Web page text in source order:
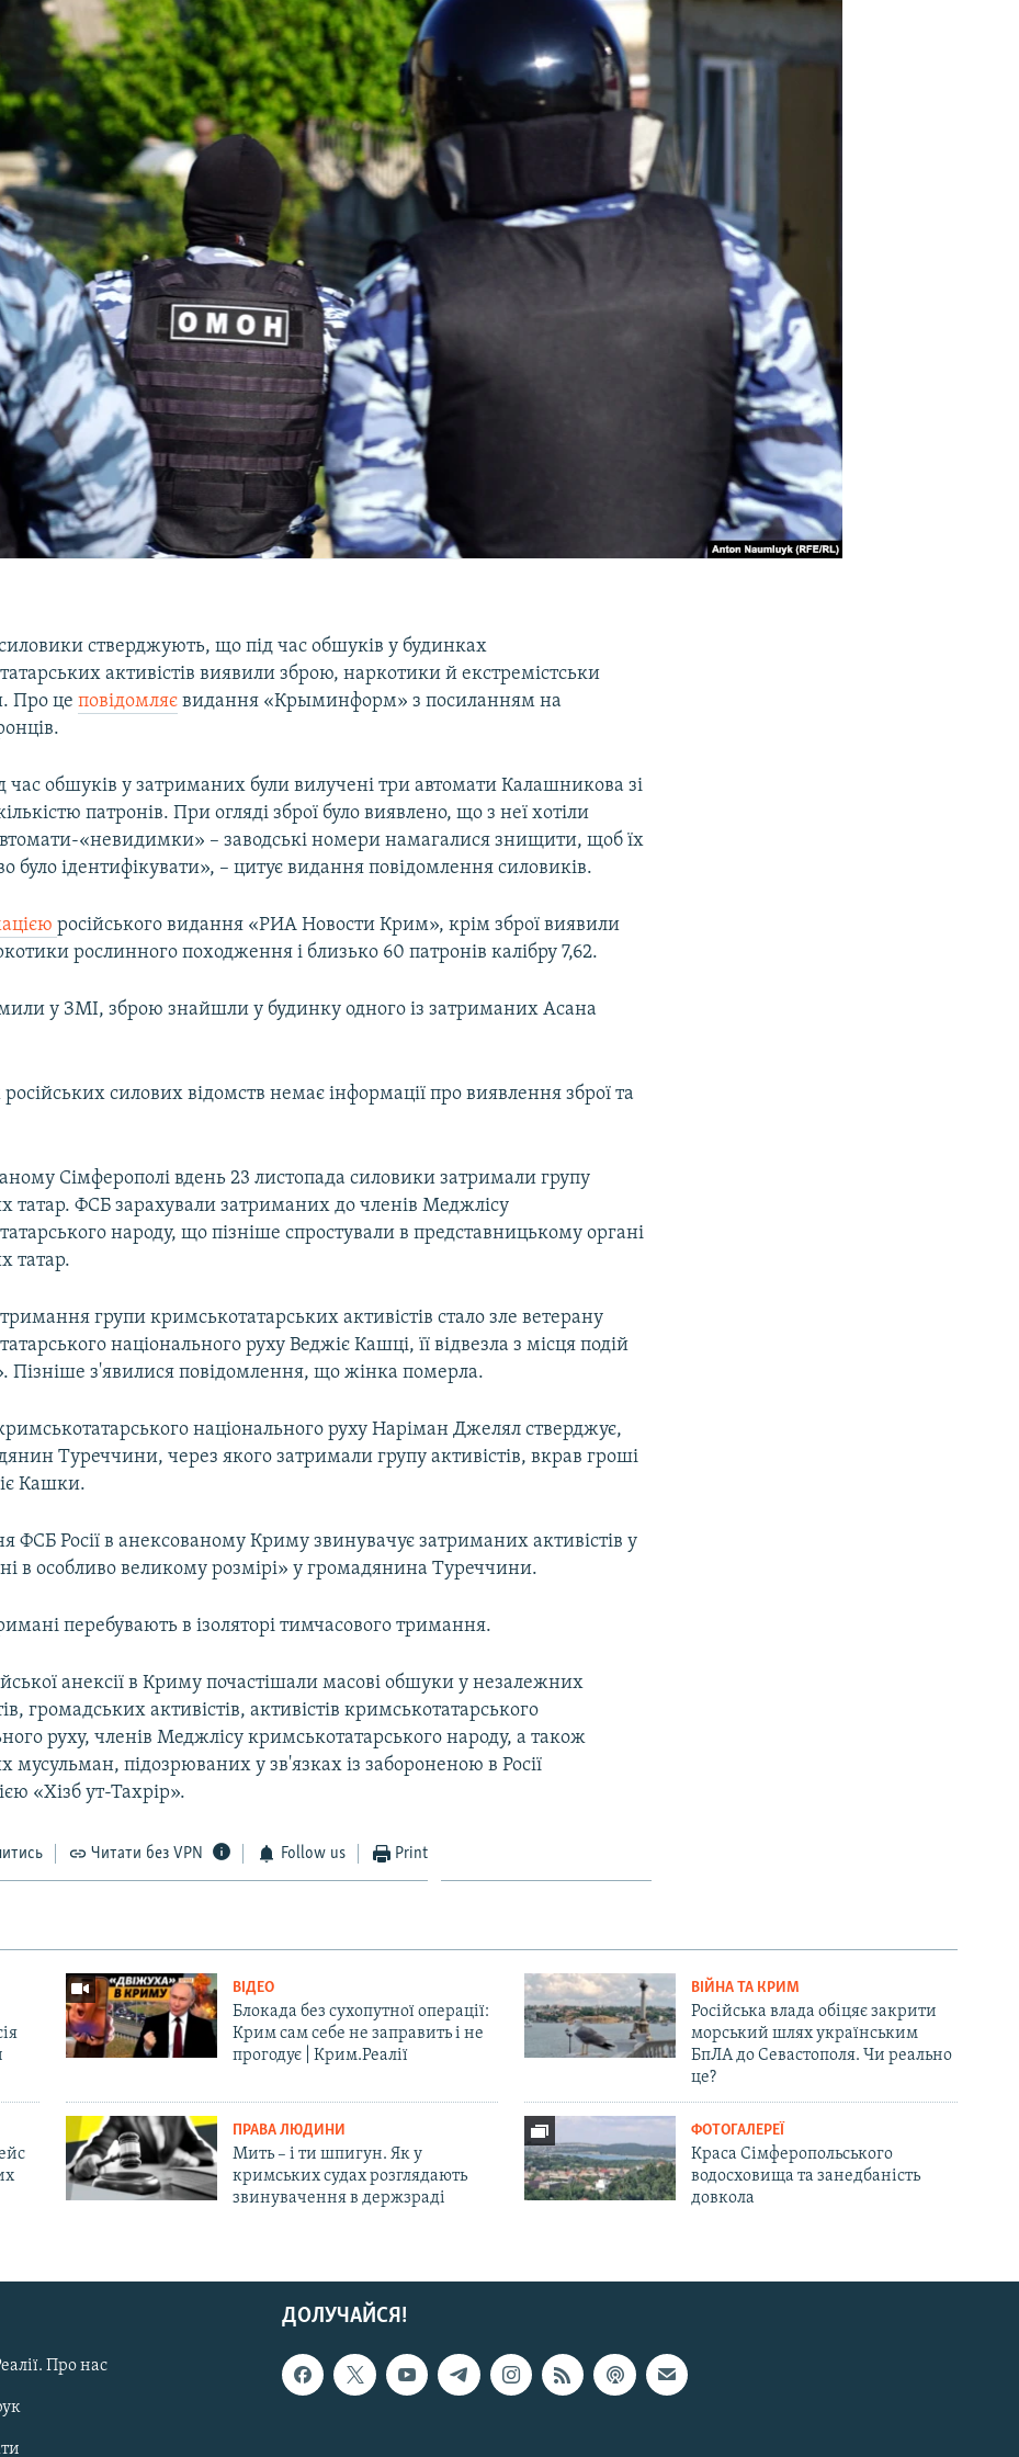
силовики стверджують, що під час обшуків у будинках
активістів виявили зброю, наркотики й екстремістськи
Про цеповідомляє видання «Крыминформ» з посиланням на
час обшуків у затриманих були вилучені три автомати Калашникова зі
патронів. При огляді зброї було виявлено, що з неї хотіли
«невидимки» – заводські номери намагалися знищити, щоб їх
було ідентифікувати», – цитує видання повідомлення силовиків.
російського видання «РИА Новости Крим», крім зброї виявили
рослинного походження і близько 60 патронів калібру 7,62.
у ЗМІ, зброю знайшли у будинку одного із затриманих Асана
силових відомств немає інформації про виявлення зброї та
Сімферополі вдень 23 листопада силовики затримали групу
татар. ФСБ зарахували затриманих до членів Меджлісу
народу, що пізніше спростували в представницькому органі
татар.
групи кримськотатарських активістів стало зле ветерану
національного руху Веджіє Кашці, її відвезла з місця подій
Пізніше з'явилися повідомлення, що жінка померла.
національного руху Наріман Джелял стверджує,
Туреччини, через якого затримали групу активістів, вкрав гроші
Кашки.
ФСБ Росії в анексованому Криму звинувачує затриманих активістів у
в особливо великому розмірі» у громадянина Туреччини.
перебувають в ізоляторі тимчасового тримання.
анексії в Криму почастішали масові обшуки у незалежних
громадських активістів, активістів кримськотатарського
руху, членів Меджлісу кримськотатарського народу, а також
мусульман, підозрюваних у зв'язках із забороненою в Росії
«Хізб ут-Тахрір».
Читати без VPN Follow us Print
ВІДЕО
Блокада без сухопутної операції:
Крим сам себе не заправить і не
прогодує | Крим.Реалії
ВІЙНА ТА КРИМ
Російська влада обіцяє закрити
морський шлях українським
БпЛА до Севастополя. Чи реально
це?
ПРАВА ЛЮДИНИ
Мить – і ти шпигун. Як у
кримських судах розглядають
звинувачення в держзраді
ФОТОГАЛЕРЕЇ
Краса Сімферопольського
водосховища та занедбаність
довкола
ДОЛУЧАЙСЯ!
Про нас